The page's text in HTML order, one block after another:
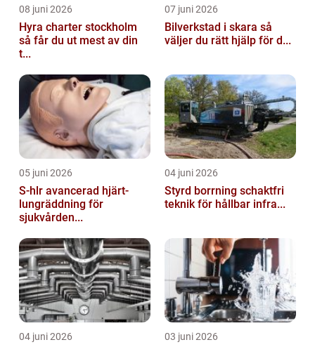
08 juni 2026
Hyra charter stockholm
så får du ut mest av din
t...
07 juni 2026
Bilverkstad i skara så
väljer du rätt hjälp för d...
05 juni 2026
S-hlr avancerad hjärt-
lungräddning för
sjukvården...
04 juni 2026
Styrd borrning schaktfri
teknik för hållbar infra...
04 juni 2026 03 juni 2026